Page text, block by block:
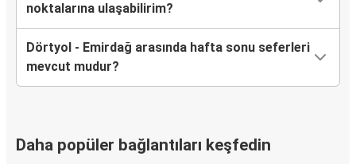
noktalarına ulaşabilirim?
Dörtyol - Emirdağ arasında hafta sonu seferleri
mevcut mudur?
Daha popüler bağlantıları keşfedin